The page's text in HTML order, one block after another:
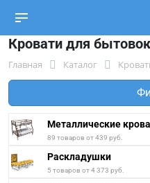
Кровати для бытовок
Главная Каталог
Металлические
89 товаров от 439 руб.
Раскладушки
5 товаров от 4 373 руб.